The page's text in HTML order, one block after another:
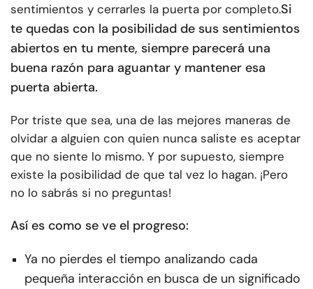
sentimientos y cerrarles la puerta por completo.Si
te quedas con la posibilidad de sus sentimientos
abiertos en tu mente, siempre parecerá una
buena razón para aguantar y mantener esa
puerta abierta.
Por triste que sea, una de las mejores maneras de
olvidar a alguien con quien nunca saliste es aceptar
que no siente lo mismo. Y por supuesto, siempre
existe la posibilidad de que tal vez lo hagan. ¡Pero
no lo sabrás si no preguntas!
Así es como se ve el progreso:
Ya no pierdes el tiempo analizando cada
pequeña interacción en busca de un significado